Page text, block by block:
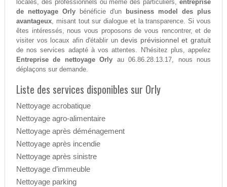
locales, des professionnels ou même des particuliers,entreprise
de nettoyage Orlybénéficie d'un
business model des plus
avantageux, misant tout sur dialogue et la transparence. Si vous
êtes intéressés, nous vous proposons de vous rencontrer, et de
visiter vos locaux afin d'établir undevis prévisionnel et gratuit
de nos services adapté à vos attentes. N'hésitez plus, appelez
Entreprise de nettoyage Orly au 06.86.28.13.17, nous nous
déplaçons sur demande.
Liste des services disponibles sur Orly
Nettoyage acrobatique
Nettoyage agro-alimentaire
Nettoyage après déménagement
Nettoyage après incendie
Nettoyage après sinistre
Nettoyage d’immeuble
Nettoyage parking